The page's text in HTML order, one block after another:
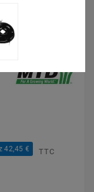
42,45 € TTC